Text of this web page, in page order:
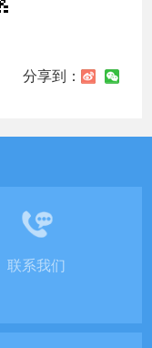
分享到：
联系我们